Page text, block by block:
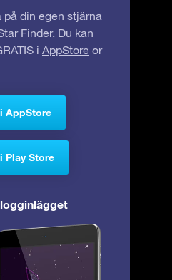
din egen stjärna
Finder. Du kan
i AppStore or
AppStore
Play Store